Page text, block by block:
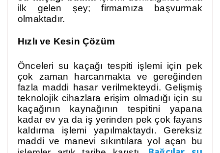
ilk gelen şey; firmamıza başvurmak
olmaktadır.
Hızlı ve Kesin Çözüm
Önceleri su kaçağı tespiti işlemi için pek
çok zaman harcanmakta ve gereğinden
fazla maddi hasar verilmekteydi. Gelişmiş
teknolojik cihazlara erişim olmadığı için su
kaçağının kaynağının tespitini yapana
kadar ev ya da iş yerinden pek çok fayans
kaldırma işlemi yapılmaktaydı. Gereksiz
maddi ve manevi sıkıntılara yol açan bu